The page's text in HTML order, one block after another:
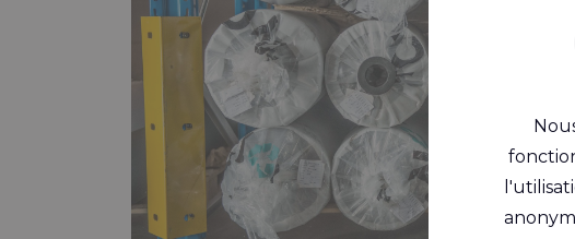
produit fait toute la différence
Lorsque vous concevez un produit intégrant des
techniques—qu’il s’agisse de transport, d’usage
construction ou d’équipements de p …
En savoir plus